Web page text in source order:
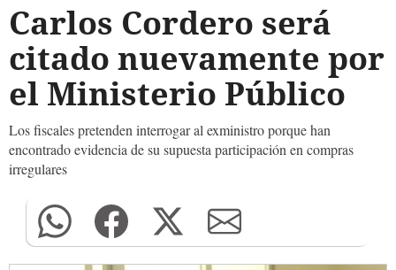
Carlos Cordero será
citado nuevamente por
el Ministerio Público
Los fiscales pretenden interrogar al exministro porque han
encontrado evidencia de su supuesta participación en compras
irregulares